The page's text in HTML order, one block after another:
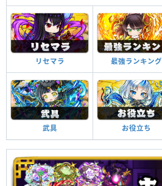
リセマラ 最強ランキング
武具 お役立ち